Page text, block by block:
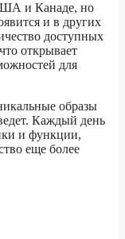
и Канаде, но
и в других
доступных
открывает
для
образы
Каждый день
и функции,
еще более